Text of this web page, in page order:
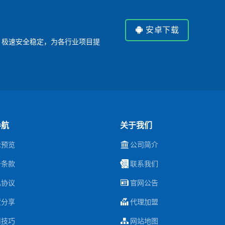
速安全稳定，为各行业项目提
安卓下载
览
款
议
享
巧
关于我们
公司简介
联系我们
官网公告
代理加盟
网站地图